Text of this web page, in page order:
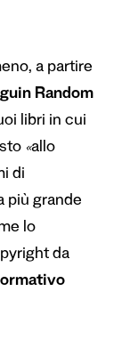
a partire
Random
libri in cui
«allo
di
più grande
lo
da